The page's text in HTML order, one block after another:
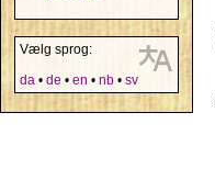
Vælg sprog:
da • de • en • nb • sv